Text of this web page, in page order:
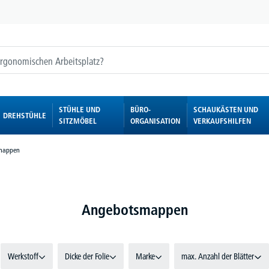
DREHSTÜHLE
STÜHLE UND
SITZMÖBEL
BÜRO-
ORGANISATION
SCHAUKÄSTEN UND
VERKAUFSHILFEN
Angebotsmappen
Werkstoff Dicke der Folie Marke max. Anzahl der Blätter